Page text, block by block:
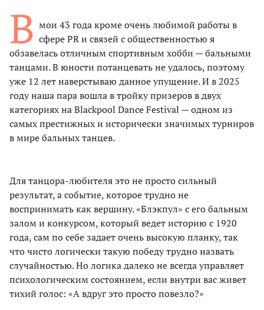
В мои 43 года кроме очень любимой работы в
сфере PR и связей с общественностью я
обзавелась отличным спортивным хобби — бальными
танцами. В юности потанцевать не удалось, поэтому
уже 12 лет наверстываю данное упущение. И в 2025
году наша пара вошла в тройку призеров в двух
категориях на Blackpool Dance Festival — одном из
самых престижных и исторически значимых турниров
в мире бальных танцев.
Для танцора-любителя это не просто сильный
результат, а событие, которое трудно не
воспринимать как вершину. «Блэкпул» с его бальным
залом и конкурсом, который ведет историю с 1920
года, сам по себе задает очень высокую планку, так
что чисто логически такую победу трудно назвать
случайностью. Но логика далеко не всегда управляет
психологическим состоянием, если внутри вас живет
тихий голос: «А вдруг это просто повезло?»